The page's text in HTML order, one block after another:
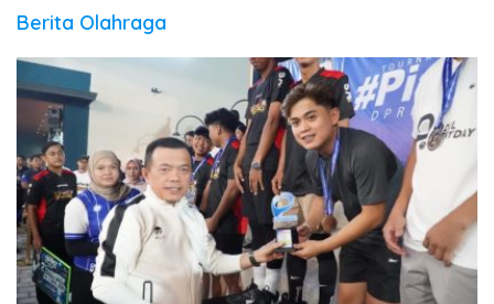
Berita Olahraga